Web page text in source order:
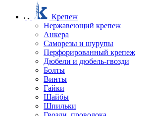
Крепеж
Нержавеющий крепеж
Анкера
Саморезы и шурупы
Перфорированный крепеж
Дюбели и дюбель-гвозди
Болты
Винты
Гайки
Шайбы
Шпильки